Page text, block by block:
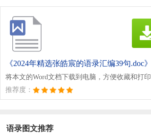
《2024年精选张皓宸的语录汇编39句.doc》
将本文的Word文档下载到电脑，方便收藏和打印
推荐度：
语录图文推荐